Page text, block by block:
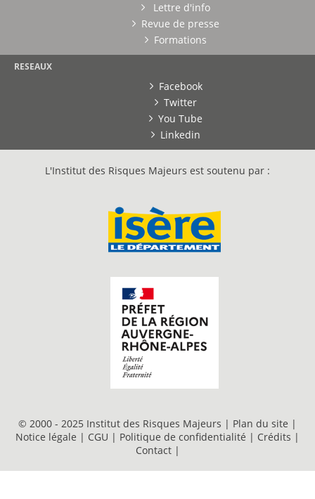
Lettre d'info
Revue de presse
Formations
RESEAUX
Facebook
Twitter
You Tube
Linkedin
L'Institut des Risques Majeurs est soutenu par :
© 2000 - 2025 Institut des Risques Majeurs | Plan du site |
Notice légale | CGU | Politique de confidentialité | Crédits |
Contact |